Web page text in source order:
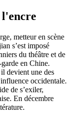
metteur en scène
s’est imposé
du théâtre et de
en Chine.
devient une des
occidentale.
de s’exiler,
En décembre